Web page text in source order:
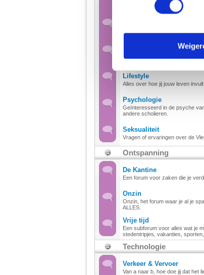
websiteverkeer te
media, adverteren
verstrekt of die ze
We werken samen met
Hier kun je het hebben over
overbuurvrouw: alles wat met
Lifestyle
Alles over hoe jij jouw leven
Psychologie
Geïnteresseerd in de psyche
andere scholieren.
Seksualiteit
Vragen of ervaringen over de
Ontspanning
De Kantine
Een forum voor zaken die je
Onzin
Onzin, het forum waar je al je
ALLES.
Vrije tijd
Een subforum voor alles wat je
stedentripjes, vakanties,
Technologie
Verkeer & Vervoer
Van a naar b, hoe doe jij dat het